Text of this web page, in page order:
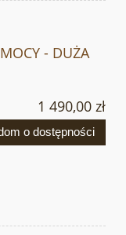
- DUŻA
1 490,00 zł
o dostępności